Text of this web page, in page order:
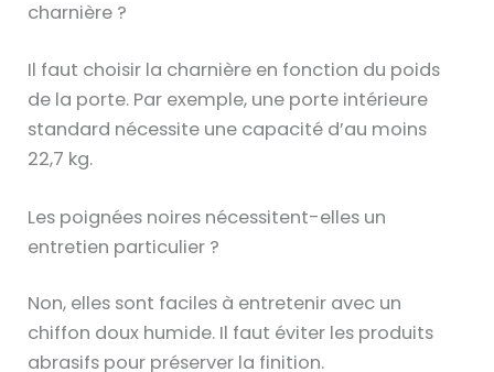
q
e
p
o
u
f
i
t
r
e
t
q
u
e
s
n
t
e
f
i
charnière ?
Il faut choisir la charnière en fonction du poids
de la porte. Par exemple, une porte intérieure
standard nécessite une capacité d’au moins
22,7 kg.
Les poignées noires nécessitent-elles un
entretien particulier ?
Non, elles sont faciles à entretenir avec un
chiffon doux humide. Il faut éviter les produits
abrasifs pour préserver la finition.